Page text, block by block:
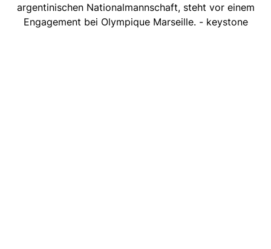
argentinischen Nationalmannschaft, steht vor einem
Engagement bei Olympique Marseille. - keystone